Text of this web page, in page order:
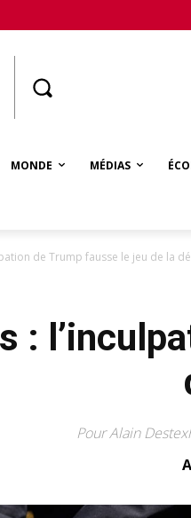
MONDE MÉDIAS
de Trump fausse le jeu de la
:
Pour Alain